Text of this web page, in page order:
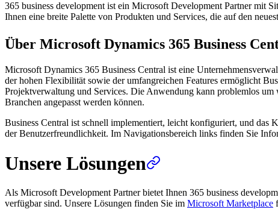
365 business development ist ein Microsoft Development Partner mit
Ihnen eine breite Palette von Produkten und Services, die auf den
Über Microsoft Dynamics 365 Business
Microsoft Dynamics 365 Business Central ist eine
der hohen Flexibilität sowie der umfangreichen Features ermöglicht
Projektverwaltung und Services. Die Anwendung kann problemlos
Branchen angepasst werden können.
Business Central ist schnell implementiert, leicht konfiguriert, und
der Benutzerfreundlichkeit. Im Navigationsbereich links finden Sie
Unsere Lösungen
Als Microsoft Development Partner bietet Ihnen 365 business
verfügbar sind. Unsere Lösungen finden Sie im Microsoft Marketplace